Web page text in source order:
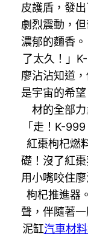
皮護盾，發
劇烈震動，
濃郁的麵香
了太久！」
廖沾沾知道
是宇宙的希
材的全部
「走！K-
紅棗枸杞燃
礎！沒了紅
用小嘴咬住
枸杞推進器
聲，伴隨著
泥缸汽車材